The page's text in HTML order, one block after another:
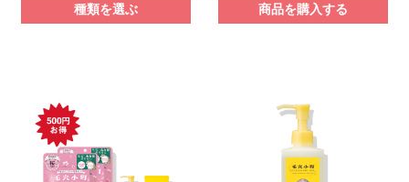
種類を選ぶ 商品を購入する